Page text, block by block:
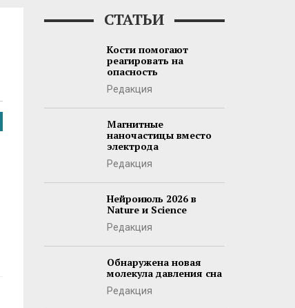
СТАТЬИ
Кости помогают
реагировать на
опасность
Редакция
Магнитные
наночастицы вместо
электрода
Редакция
Нейроиюль 2026 в
Nature и Science
Редакция
Обнаружена новая
молекула давления сна
Редакция